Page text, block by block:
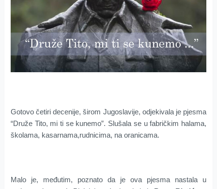
Gotovo četiri decenije, širom Jugoslavije, odjekivala je pjesma
“Druže Tito, mi ti se kunemo”. Slušala se u fabričkim halama,
školama, kasarnama,rudnicima, na oranicama.
Malo je, međutim, poznato da je ova pjesma nastala u